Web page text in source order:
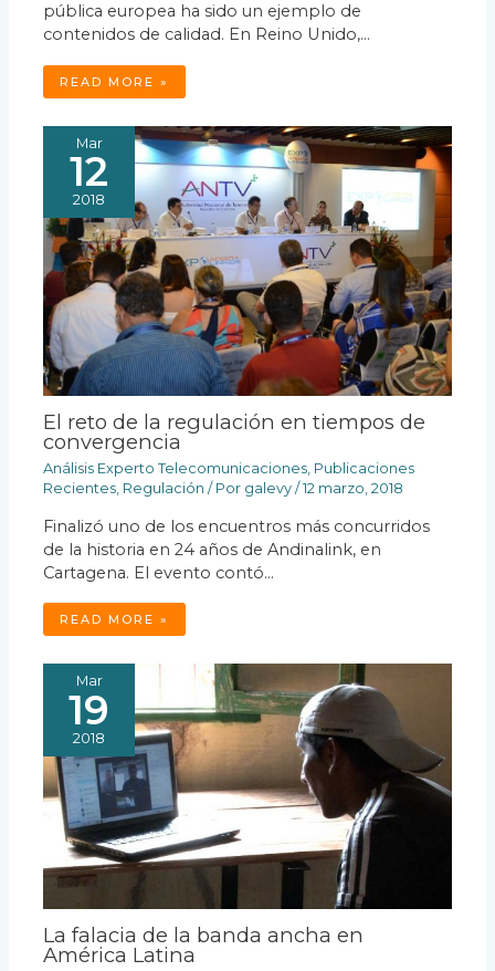
pública europea ha sido un ejemplo de
contenidos de calidad. En Reino Unido,…
READ MORE »
Mar
12
2018
El reto de la regulación en tiempos de
convergencia
Análisis Experto Telecomunicaciones, Publicaciones
Recientes, Regulación / Por galevy/12 marzo, 2018
Finalizó uno de los encuentros más concurridos
de la historia en 24 años de Andinalink, en
Cartagena. El evento contó…
READ MORE »
Mar
19
2018
La falacia de la banda ancha en
América Latina